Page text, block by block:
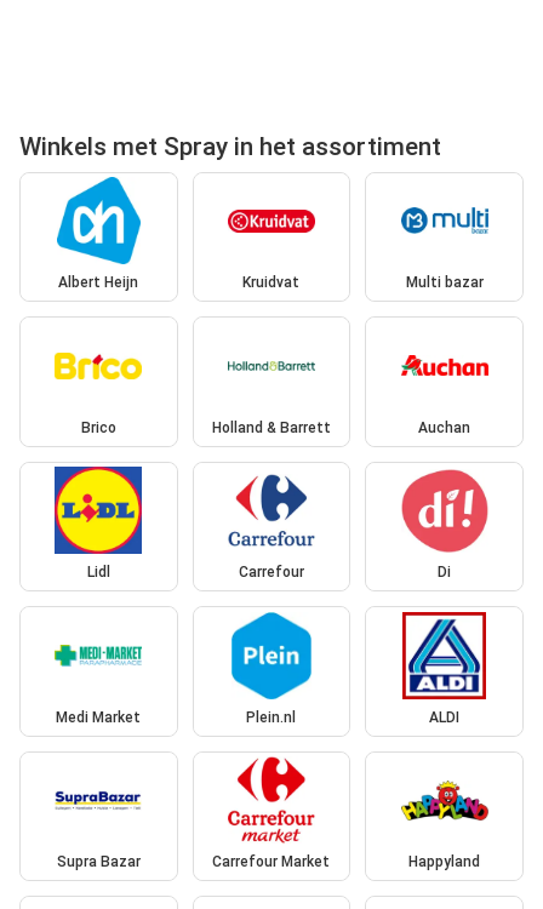
Winkels met Spray in het assortiment
Albert Heijn Kruidvat Multi bazar
Brico Holland & Barrett Auchan
Lidl Carrefour Di
Medi Market Plein.nl ALDI
Supra Bazar Carrefour Market Happyland